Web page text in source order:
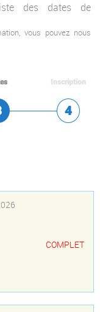
des dates de
vous pouvez nous
Inscription
COMPLET